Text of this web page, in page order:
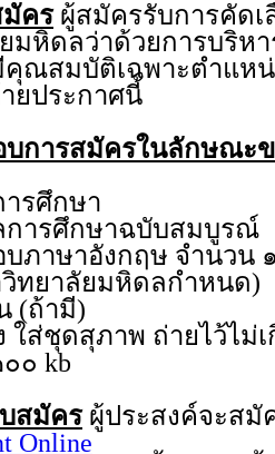
ครผู้สมัครรับการคัด
มหิดลว่าด้วยการบริห
ณสมบัติเฉพาะตำแหน่
ยประกาศนี้
บการสมัครในลักษณะ
รศึกษา
ารศึกษาฉบับสมบูรณ์
ษาอังกฤษ จำนวน
ทยาลัยมหิดลกำหนด)
(ถ้ามี)
ดสุภาพ ถ่ายไว้ไม่เ
๐ kb
สมัครผู้ประสงค์จะสมั
Online